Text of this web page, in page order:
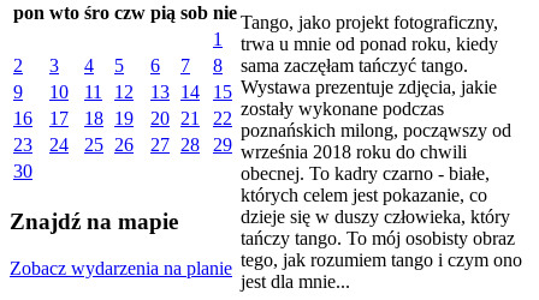
pon wto śro czw pią sob nie
1
2
3 4 5 6 7
8
9
10 11 12 13 14
15
16
17 18 19 20 21
22
23
24 25 26 27 28
29
30
Znajdź na mapie
Zobacz wydarzenia na planie
Tango, jako projekt fotograficzny,
trwa u mnie od ponad roku, kiedy
sama zaczęłam tańczyć tango.
Wystawa prezentuje zdjęcia, jakie
zostały wykonane podczas
poznańskich milong, począwszy od
września 2018 roku do chwili
obecnej. To kadry czarno - białe,
których celem jest pokazanie, co
dzieje się w duszy człowieka, który
tańczy tango. To mój osobisty obraz
tego, jak rozumiem tango i czym ono
jest dla mnie...